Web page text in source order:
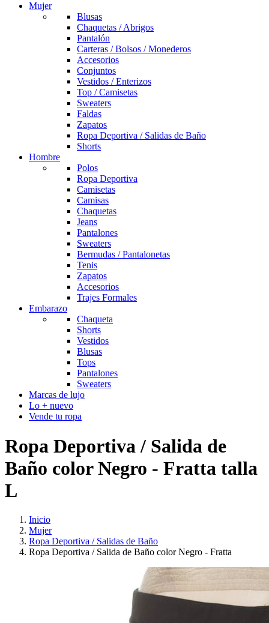
Mujer
Blusas
Chaquetas / Abrigos
Pantalón
Carteras / Bolsos / Monederos
Accesorios
Conjuntos
Vestidos / Enterizos
Top / Camisetas
Sweaters
Faldas
Zapatos
Ropa Deportiva / Salidas de Baño
Shorts
Hombre
Polos
Ropa Deportiva
Camisetas
Camisas
Chaquetas
Jeans
Pantalones
Sweaters
Bermudas / Pantalonetas
Tenis
Zapatos
Accesorios
Trajes Formales
Embarazo
Chaqueta
Shorts
Vestidos
Blusas
Tops
Pantalones
Sweaters
Marcas de lujo
Lo + nuevo
Vende tu ropa
Ropa Deportiva / Salida de
Baño color Negro - Fratta talla
L
Inicio
Mujer
Ropa Deportiva / Salidas de Baño
Ropa Deportiva / Salida de Baño color Negro - Fratta